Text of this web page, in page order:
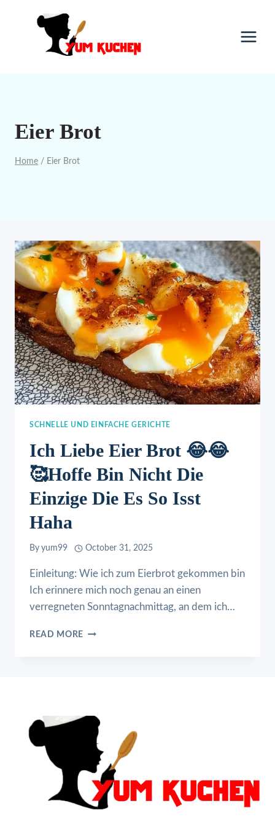
Eier Brot
Home / Eier Brot
SCHNELLE UND EINFACHE GERICHTE
Ich Liebe Eier Brot 😂😂
🥰hoffe Bin Nicht Die
Einzige Die Es So Isst
Haha
By yum99 October 31, 2025
Einleitung: Wie ich zum Eierbrot gekommen bin
Ich erinnere mich noch genau an einen
verregneten Sonntagnachmittag, an dem ich…
READ MORE ICH
HOFFE
BIN
NICHT
DIE
EINZIGE
DIE
ES
SO